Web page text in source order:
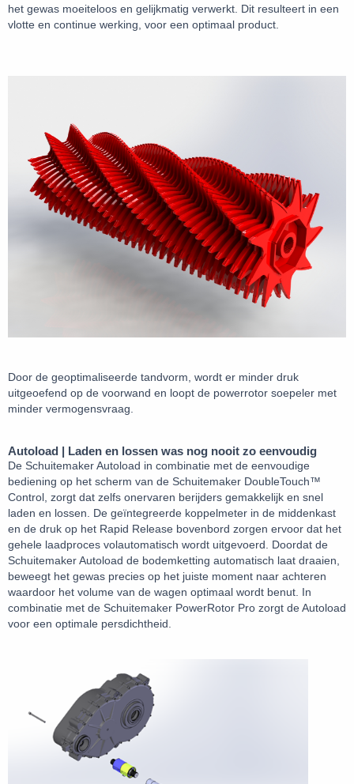
het gewas moeiteloos en gelijkmatig verwerkt. Dit resulteert in een
vlotte en continue werking, voor een optimaal product.
Door de geoptimaliseerde tandvorm, wordt er minder druk
uitgeoefend op de voorwand en loopt de powerrotor soepeler met
minder vermogensvraag.
Autoload | Laden en lossen was nog nooit zo eenvoudig
De Schuitemaker Autoload in combinatie met de eenvoudige
bediening op het scherm van de Schuitemaker DoubleTouch™
Control, zorgt dat zelfs onervaren berijders gemakkelijk en snel
laden en lossen. De geïntegreerde koppelmeter in de middenkast
en de druk op het Rapid Release bovenbord zorgen ervoor dat het
gehele laadproces volautomatisch wordt uitgevoerd. Doordat de
Schuitemaker Autoload de bodemketting automatisch laat draaien,
beweegt het gewas precies op het juiste moment naar achteren
waardoor het volume van de wagen optimaal wordt benut. In
combinatie met de Schuitemaker PowerRotor Pro zorgt de Autoload
voor een optimale persdichtheid.